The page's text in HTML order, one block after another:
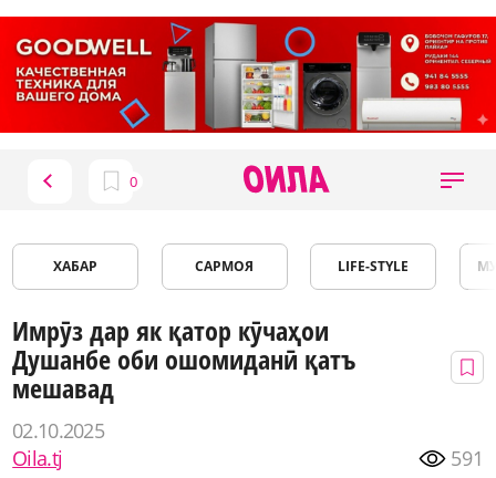
ХАБАР САРМОЯ LIFE-STYLE
Имрӯз дар як қатор кӯчаҳои
Душанбе оби ошомиданӣ қатъ
мешавад
02.10.2025
Oila.tj
591